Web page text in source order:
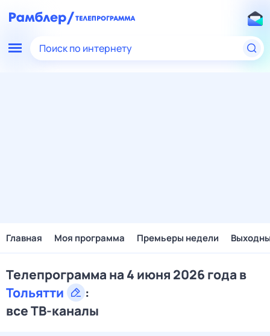
Поиск по интернету
Главная Моя программа Премьеры недели
Телепрограмма на 4 июня 2026 года в
Тольятти
:
все ТВ-каналы